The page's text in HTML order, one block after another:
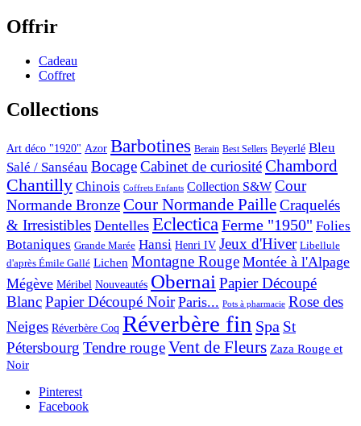
Offrir
Cadeau
Coffret
Collections
Art déco "1920" Azor Barbotines Berain Best Sellers Beyerlé Bleu
Salé / Sanséau BocageCabinet de curiositéChambord
Chantilly Chinois Coffrets Enfants Collection S&W Cour
Normande BronzeCour Normande PailleCraquelés
& Irresistibles Dentelles EclecticaFerme "1950" Folies
Botaniques Grande Marée Hansi Henri IV Jeux d'Hiver Libellule
d'après Émile Gallé Lichen Montagne Rouge Montée à l'Alpage
Mégève Méribel Nouveautés ObernaiPapier Découpé
BlancPapier Découpé Noir Paris... Pots à pharmacie Rose des
Neiges Réverbère Coq Réverbère fin Spa St
Pétersbourg Tendre rougeVent de Fleurs Zaza Rouge et
Noir
Pinterest
Facebook